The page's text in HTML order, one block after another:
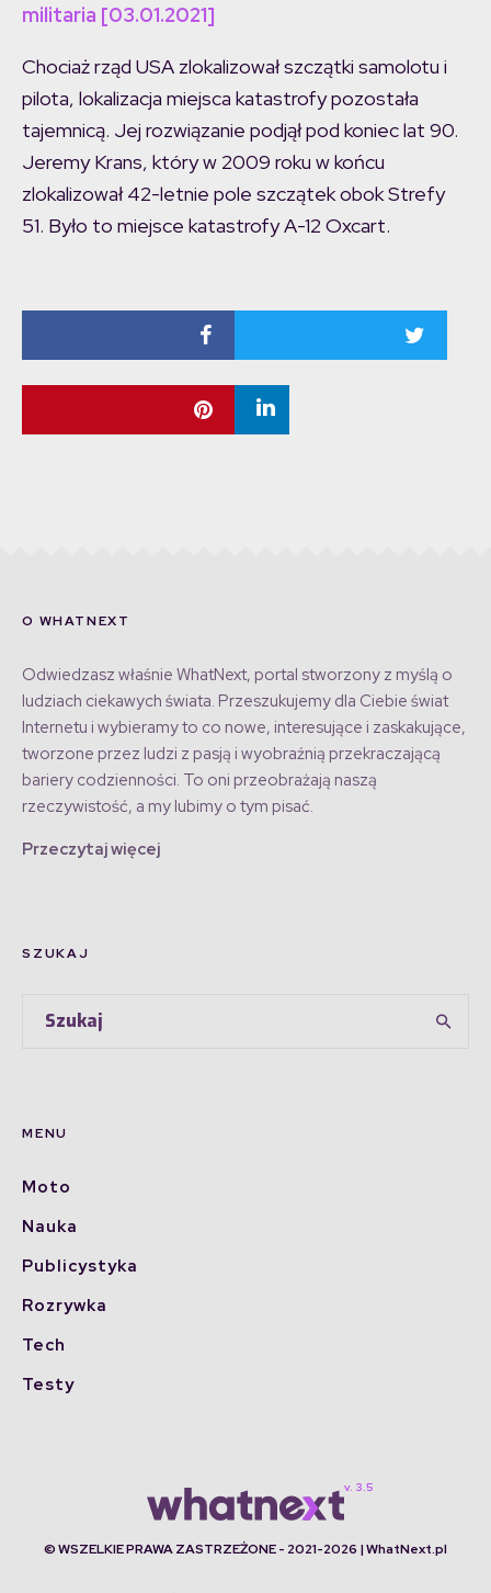
militaria [03.01.2021]
Chociaż rząd USA zlokalizował szczątki samolotu i
pilota, lokalizacja miejsca katastrofy pozostała
tajemnicą. Jej rozwiązanie podjął pod koniec lat 90.
Jeremy Krans, który w 2009 roku w końcu
zlokalizował 42-letnie pole szczątek obok Strefy
51. Było to miejsce katastrofy A-12 Oxcart.
O WHATNEXT
Odwiedzasz właśnie WhatNext, portal stworzony z myślą o
ludziach ciekawych świata. Przeszukujemy dla Ciebie świat
Internetu i wybieramy to co nowe, interesujące i zaskakujące,
tworzone przez ludzi z pasją i wyobraźnią przekraczającą
bariery codzienności. To oni przeobrażają naszą
rzeczywistość, a my lubimy o tym pisać.
Przeczytaj więcej
SZUKAJ
MENU
Moto
Nauka
Publicystyka
Rozrywka
Tech
Testy
© WSZELKIE PRAWA ZASTRZEŻONE - 2021-2026 | WhatNext.pl